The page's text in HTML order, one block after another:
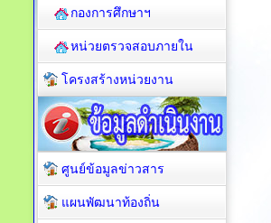
กองการศึกษาฯ
หน่วยตรวจสอบภายใน
โครงสร้างหน่วยงาน
ศูนย์ข้อมูลข่าวสาร
แผนพัฒนาท้องถิ่น